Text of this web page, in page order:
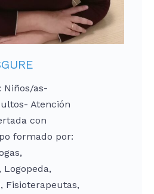
Niños/as-
Atención
con
formado por:
Logopeda,
Fisioterapeutas,